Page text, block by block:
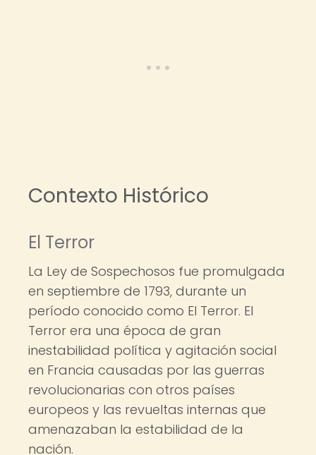
Contexto Histórico
El Terror
La Ley de Sospechosos fue promulgada
en septiembre de 1793, durante un
período conocido como El Terror. El
Terror era una época de gran
inestabilidad política y agitación social
en Francia causadas por las guerras
revolucionarias con otros países
europeos y las revueltas internas que
amenazaban la estabilidad de la
nación.